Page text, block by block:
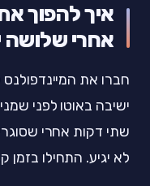
איך להפוך
אחרי שלושה
חברו את
ישיבה באוטו לפני
שתי דקות אחרי
לא יגיע. התחילו בזמן